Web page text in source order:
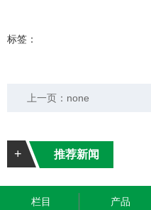
标签：
上一页： none
+ 推荐新闻
栏目 产品